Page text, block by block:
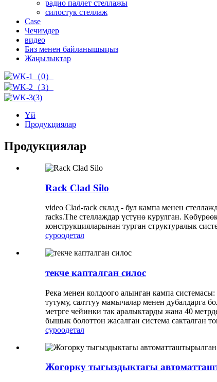
радио паллет стеллажы
силостук стеллаж
Case
Чечимдер
видео
Биз менен байланышыңыз
Жаңылыктар
Үй
Продукциялар
Продукциялар
Rack Clad Silo
video Clad-rack склад - бул кампа менен
racks.The стеллаждар үстүнө курулган.
конструкцияларынан турган структуралык
суроодетал
текче капталган силос
‌Река менен колдоого алынган кампа
тутуму, салттуу мамычалар менен дубалдарга
метрге чейинки так аралыктарды жана 40
бышык болоттон жасалган система сакталган
суроодетал
Жогорку тыгыздыктагы